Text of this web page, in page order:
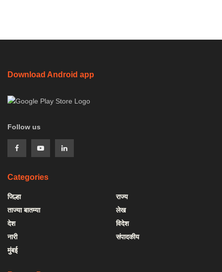
Download Android app
Follow us
Categories
जिल्हा
ताज्या बातम्या
देश
नारी
मुंबई
राज्य
लेख
विदेश
संपादकीय